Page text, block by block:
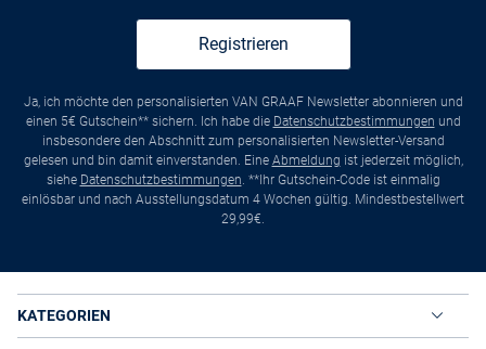
Registrieren
Ja, ich möchte den personalisierten VAN GRAAF Newsletter abonnieren und
einen 5€ Gutschein** sichern. Ich habe die Datenschutzbestimmungen und
insbesondere den Abschnitt zum personalisierten Newsletter-Versand
gelesen und bin damit einverstanden. Eine Abmeldung ist jederzeit möglich,
siehe Datenschutzbestimmungen. **Ihr Gutschein-Code ist einmalig
einlösbar und nach Ausstellungsdatum 4 Wochen gültig. Mindestbestellwert
29,99€.
KATEGORIEN